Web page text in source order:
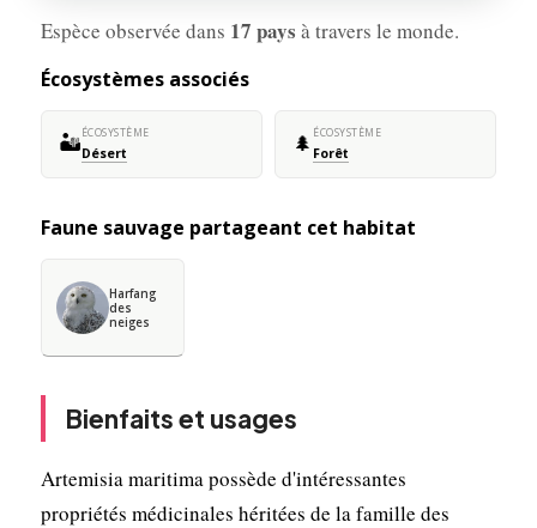
Espèce observée dans 17 pays à travers le monde.
Écosystèmes associés
🏜️ÉCOSYSTÈME
Désert 🌲 ÉCOSYSTÈME
Forêt
Faune sauvage partageant cet habitat
Harfang
des
neiges
Bienfaits et usages
Artemisia maritima possède d'intéressantes
propriétés médicinales héritées de la famille des